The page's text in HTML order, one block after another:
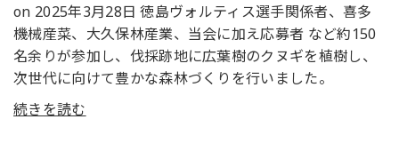
on 2025年3月28日 徳島ヴォルティス選手関係者、喜多
機械産菜、大久保林産業、当会に加え応募者 など約150
名余りが参加し、伐採跡地に広葉樹のクヌギを植樹し、
次世代に向けて豊かな森林づくりを行いました。
続きを読む